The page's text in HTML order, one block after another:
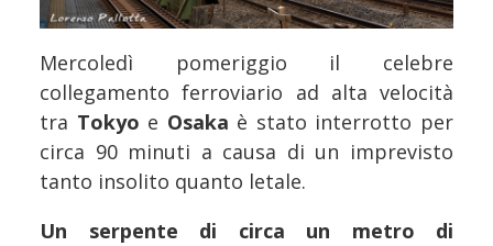
Mercoledì pomeriggio il celebre
collegamento ferroviario ad alta velocità
tra Tokyo e Osaka è stato interrotto per
circa 90 minuti a causa di un imprevisto
tanto insolito quanto letale.
Un serpente di circa un metro di